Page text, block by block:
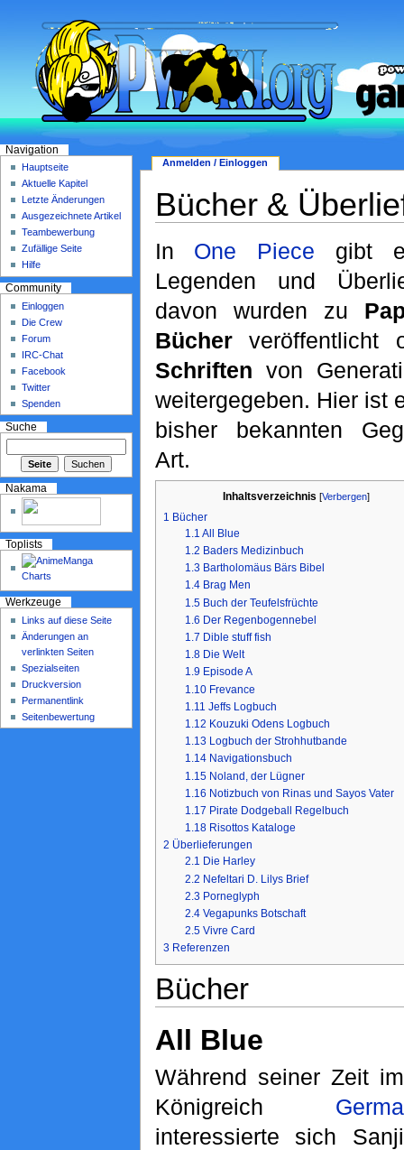
Bücher &
In One Piece gibt
Legenden und
davon wurden zu
Bücherveröffentlicht
Schriften von
weitergegeben. Hier ist
bisher bekannten
Art.
Inhaltsverzeichnis [Verbergen]
1 Bücher
1.1 All Blue
1.2 Baders Medizinbuch
1.3 Bartholomäus Bärs Bibel
1.4 Brag Men
1.5 Buch der Teufelsfrüchte
1.6 Der Regenbogennebel
1.7 Dible stuff fish
1.8 Die Welt
1.9 Episode A
1.10 Frevance
1.11 Jeffs Logbuch
1.12 Kouzuki Odens Logbuch
1.13 Logbuch der Strohhutbande
1.14 Navigationsbuch
1.15 Noland, der Lügner
1.16 Notizbuch von Rinas und Sayos Vater
1.17 Pirate Dodgeball Regelbuch
1.18 Risottos Kataloge
2 Überlieferungen
2.1 Die Harley
2.2 Nefeltari D. Lilys Brief
2.3 Porneglyph
2.4 Vegapunks Botschaft
2.5 Vivre Card
3 Referenzen
Bücher
All Blue
Während seiner Zeit im
Königreich Germa
interessierte sich Sanji
Anmelden / Einloggen
Navigation
Hauptseite
Aktuelle Kapitel
Letzte Änderungen
Ausgezeichnete Artikel
Teambewerbung
Zufällige Seite
Hilfe
Community
Einloggen
Die Crew
Forum
IRC-Chat
Facebook
Twitter
Spenden
Suche
Nakama
Toplists
Werkzeuge
Links auf diese Seite
Änderungen an
verlinkten Seiten
Spezialseiten
Druckversion
Permanentlink
Seitenbewertung